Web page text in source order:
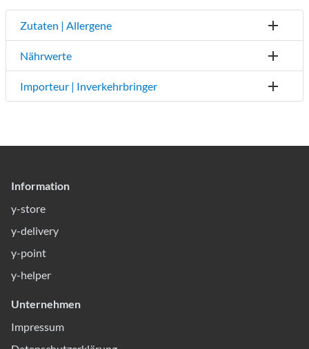
Zutaten | Allergene
Nährwerte
Importeur | Inverkehrbringer
Information
y-store
y-delivery
y-point
y-helper
Unternehmen
Impressum